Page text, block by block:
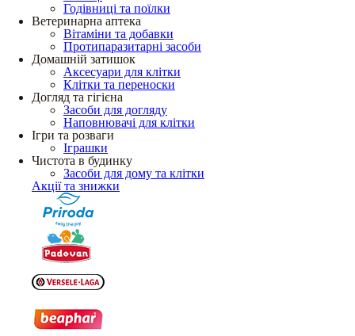
Годівниці та поїлки
Ветеринарна аптека
Вітаміни та добавки
Протипаразитарні засоби
Домашній затишок
Аксесуари для клітки
Клітки та переноски
Догляд та гігієна
Засоби для догляду
Наповнювачі для клітки
Ігри та розваги
Іграшки
Чистота в будинку
Засоби для дому та клітки
Акції та знижки